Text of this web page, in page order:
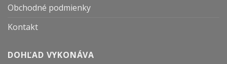
Obchodné podmienky
Kontakt
DOHĽAD VYKONÁVA